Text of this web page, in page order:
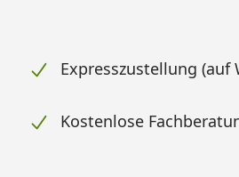
Expresszustellung (auf
Kostenlose